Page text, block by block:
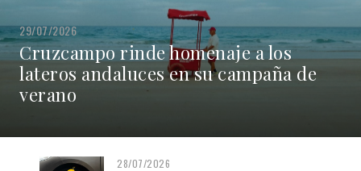
29/07/2026
Cruzcampo rinde homenaje a los
lateros andaluces en su campaña de
verano
28/07/2026